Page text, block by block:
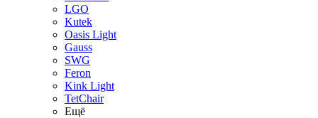
LGO
Kutek
Oasis Light
Gauss
SWG
Feron
Kink Light
TetСhair
Ещё